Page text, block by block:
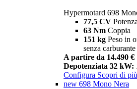
Hypermotard 698
77,5 CV Potenza
63 Nm Coppia
151 kg Peso in
senza carburante
A partire da 14.490 €
Depotenziata 32 kW:
Configura Scopri di più
new 698 Mono Nera